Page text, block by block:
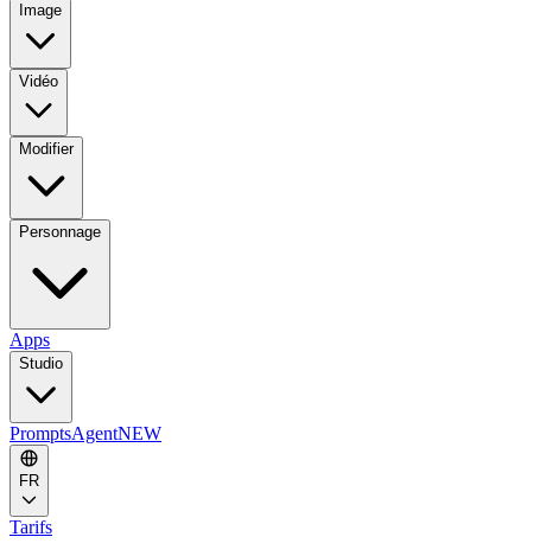
Image
Vidéo
Modifier
Personnage
Apps
Studio
PromptsAgentNEW
FR
Tarifs